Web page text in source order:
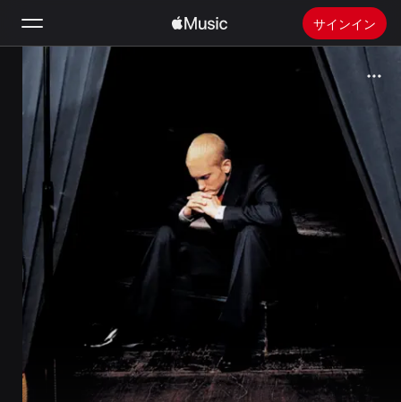
サインイン
検索
ホーム
新着おすすめ
ラジオ
Apple Musicをインストール